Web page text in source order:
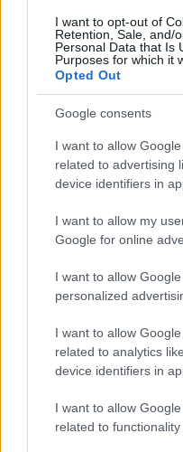
I want to opt-out of
Retention, Sale, and/
Personal Data that Is
Purposes for which it
Opted Out
Google consents
I want to allow
related to advertising
device identifiers in
I want to allow my
Google for online
I want to allow
personalized
I want to allow
related to analytics
device identifiers in
I want to allow
related to
Ricevi
da
Condividi l'articolo
a
ce
b
o
o
k
T
w
it
te
r
n
te
re
st
s
NOTIZIE RECENTI
Sangue,